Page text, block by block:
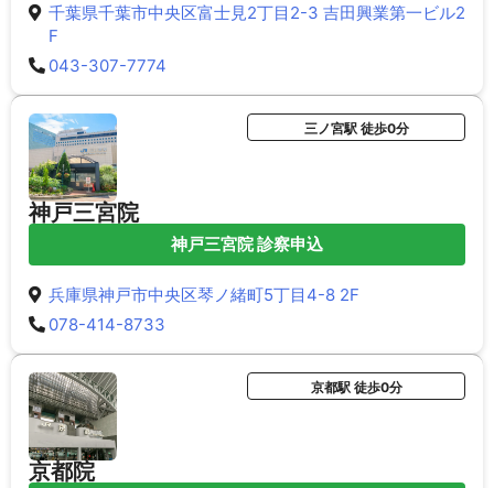
千葉県千葉市中央区富士見2丁目2-3 吉田興業第一ビル2
F
043-307-7774
神戸三宮院
三ノ宮駅 徒歩0分
神戸三宮院 診察申込
兵庫県神戸市中央区琴ノ緒町5丁目4-8 2F
078-414-8733
京都院
京都駅 徒歩0分